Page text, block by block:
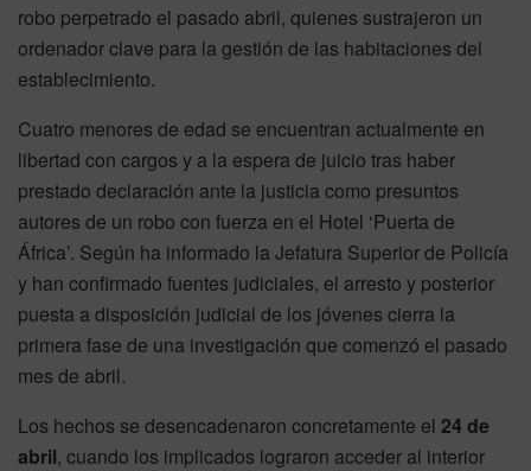
robo perpetrado el pasado abril, quienes sustrajeron un
ordenador clave para la gestión de las habitaciones del
establecimiento.
Cuatro menores de edad se encuentran actualmente en
libertad con cargos y a la espera de juicio tras haber
prestado declaración ante la justicia como presuntos
autores de un robo con fuerza en el Hotel ‘Puerta de
África’. Según ha informado la Jefatura Superior de Policía
y han confirmado fuentes judiciales, el arresto y posterior
puesta a disposición judicial de los jóvenes cierra la
primera fase de una investigación que comenzó el pasado
mes de abril.
Los hechos se desencadenaron concretamente el 24 de
abril, cuando los implicados lograron acceder al interior